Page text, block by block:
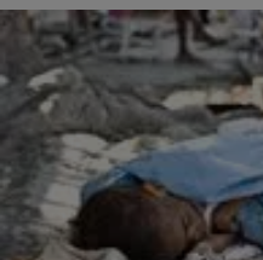
18, presiederò un momento di
Pietro". Il Papa ha poi mandato un
colpita in queste ore da un terremoto.